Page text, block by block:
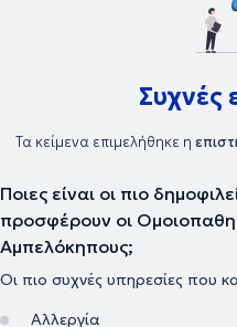
Είναι απλά η ενίσχυση του
παρενέργειες, ώστε ο
υγείας και να μπορεί να
ιατρική εντείνεται όλο και
προσωπική προσέγγιση των
προβλήματος δεν βρίσκεται
Ιατρική του μέλλοντος η
Συχνές
Τα κείμενα επιμελήθηκε η
Ποιες είναι οι πιο
προσφέρουν οι
Αμπελόκηπους;
Οι πιο συχνές υπηρεσίες που
Αλλεργία